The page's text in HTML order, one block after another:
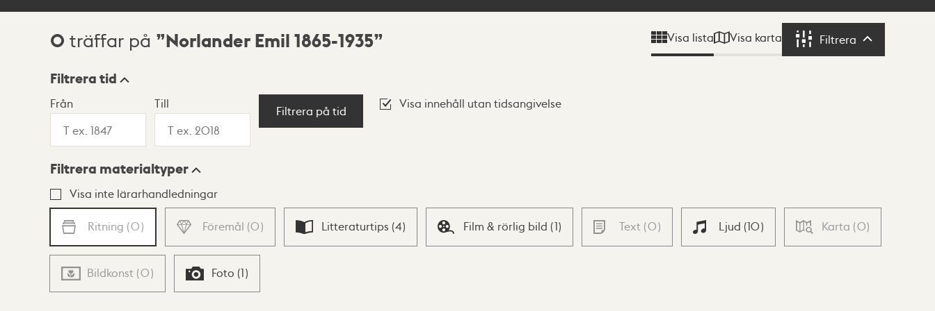
Sökresultat
0 träffar på Norlander Emil 1865-1935 Visa lista Visa karta Filtrera Filtrera
Visningsläge
Lista Karta
Filtrera tid
Från Till
Filtrera på tid
Visa innehåll utan tidsangivelse
Filtrera materialtyper
Visa inte lärarhandledningar
Ritning (0) Föremål (0) Litteraturtips (4) Film & rörlig bild (1) Text (0) Ljud (10) Karta (0)
Bildkonst (0) Foto (1)